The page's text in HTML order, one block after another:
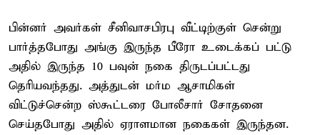
பின்னர் அவர்கள் சீனிவாசபிரபு வீட்டிற்குள் சென்று
பார்த்தபோது அங்கு இருந்த பீரோ உடைக்கப் பட்டு
அதில் இருந்த 10 பவுன் நகை திருடப்பட்டது
தெரியவந்தது. அத்துடன் மர்ம ஆசாமிகள்
விட்டுச்சென்ற ஸ்கூட்டரை போலீசார் சோதனை
செய்தபோது அதில் ஏராளமான நகைகள் இருந்தன.